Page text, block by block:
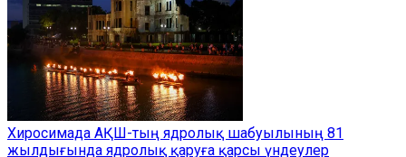
Хиросимада АҚШ-тың ядролық шабуылының 81
жылдығында ядролық қаруға қарсы үндеулер